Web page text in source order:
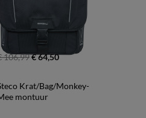
106,99€ 64,50
Krat/Bag/Monkey-
montuur